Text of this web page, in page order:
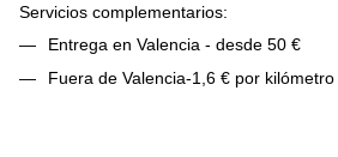
Servicios complementarios:
Entrega en Valencia - desde 50 €
Fuera de Valencia-1,6 € por kilómetro